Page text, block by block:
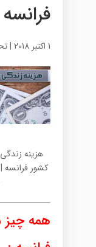
فرانسه
1 اکتبر 2018 |
هزینه
کشور فرانسه
همه چیز